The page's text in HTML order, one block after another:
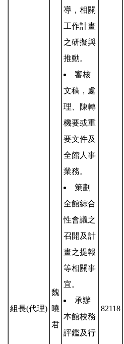
組長(代理)
魏
曉
君
導，相關
工作計畫
之研擬與
推動。
審核
文稿，處
理、陳轉
機要或重
要文件及
全館人事
業務。
策劃
全館綜合
性會議之
召開及計
畫之提報
等相關事
宜。
承辦
本館校務
評鑑及行
82118